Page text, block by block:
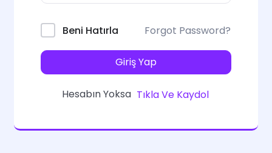
Beni Hatırla Forgot Password?
Giriş Yap
Hesabın Yoksa Tıkla Ve Kaydol